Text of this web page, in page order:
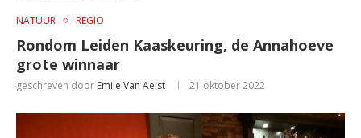
NATUUR REGIO
Rondom Leiden Kaaskeuring, de Annahoeve
grote winnaar
geschreven door Emile Van Aelst 21 oktober 2022